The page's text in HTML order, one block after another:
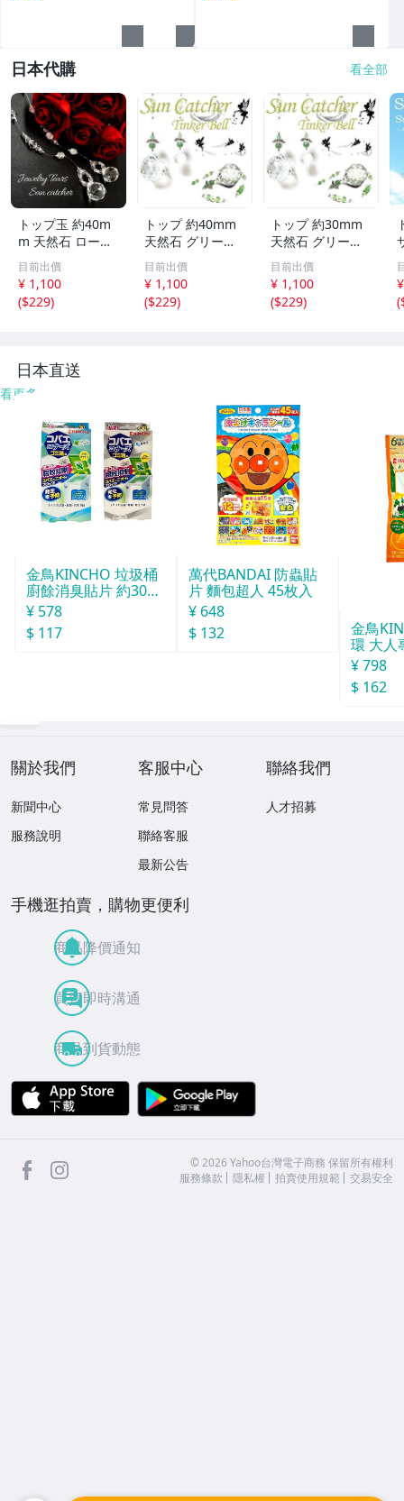
日本代購 看全部
トップ玉 約40m
m 天然石 ローズ
ジュエリー Tears
サンキャッチャー
パワーストーン
アクセサリー イ
目前出價
¥ 1,100
($229)
トップ 約40mm
天然石 グリーン
アベンチュリン T
inker Bell 妖精の
サンキャッチャー
パワーストーン
目前出價
¥ 1,100
($229)
トップ 約30mm
天然石 グリーン
アベンチュリン T
inker Bell 妖精の
サンキャッチャー
パワーストーン
目前出價
¥ 1,100
($229)
(
日本直送
看更多
金鳥KINCHO 垃圾桶
廚餘消臭貼片 約30天
分
¥ 578
$ 117
萬代BANDAI 防蟲貼
片 麵包超人 45枚入
¥ 648
$ 132
金鳥
環 大人
¥ 798
$ 162
關於我們
新聞中心
服務說明
客服中心
常見問答
聯絡客服
最新公告
聯絡我們
人才招募
手機逛拍賣，購物更便利
商品降價通知
買賣即時溝通
商品到貨動態
APP Store
facebook ©2026 Yahoo台灣電子商務 保留所有權利
服務條款
隱私權 拍賣使用規範 交易安全